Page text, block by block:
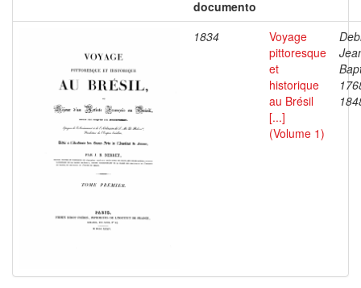
documento
1834
Voyage
pittoresque
et
historique
au Brésil
[...]
(Volume 1)